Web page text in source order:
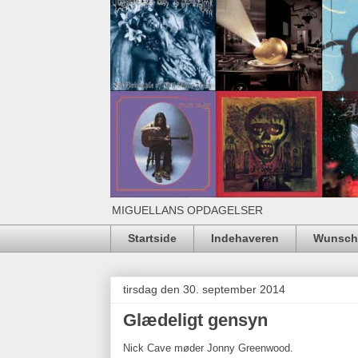
MIGUELLANS OPDAGELSER
Startside Indehaveren
tirsdag den 30. september 2014
Glædeligt gensyn
Nick Cave møder Jonny Greenwood.